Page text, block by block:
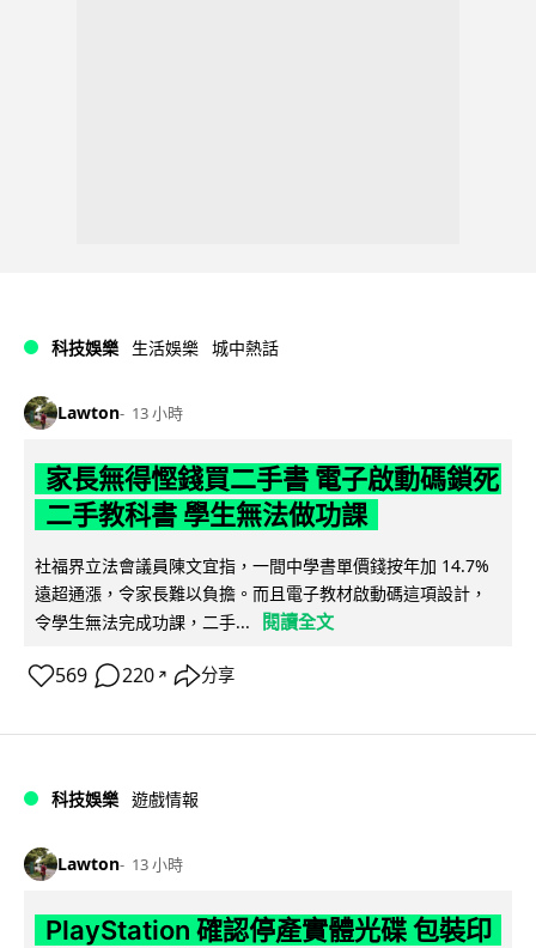
科技娛樂 生活娛樂 城中熱話
Lawton 13 小時
家長無得慳錢買二手書 電子啟動碼鎖死
二手教科書 學生無法做功課
社福界立法會議員陳文宜指，一間中學書單價錢按年加 14.7%
遠超通漲，令家長難以負擔。而且電子教材啟動碼這項設計，
令學生無法完成功課，二手...
閱讀全文
569 220 ↗ 分享
科技娛樂 遊戲情報
Lawton 13 小時
PlayStation 確認停產實體光碟 包裝印